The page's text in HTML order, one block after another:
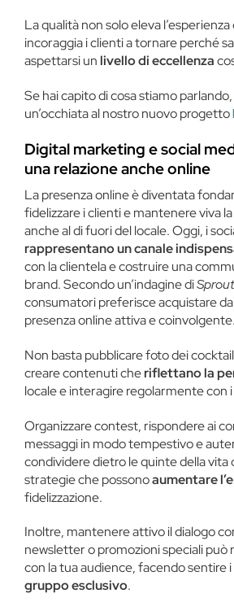
La qualità non solo eleva
incoraggia i clienti a tornare perché
aspettarsi un livello di eccellenza
Se hai capito di cosa stiamo
un’occhiata al nostro nuovo progetto
Digital marketing e social
una relazione anche online
La presenza online è diventata
fidelizzare i clienti e mantenere viva
anche al di fuori del locale. Oggi, i
rappresentano un canale
con la clientela e costruire una
brand. Secondo un’indagine di
consumatori preferisce acquistare
presenza online attiva e coinvolgente​.
Non basta pubblicare foto dei
creare contenuti cheriflettano la
locale e interagire regolarmente con
Organizzare contest, rispondere ai
messaggi in modo tempestivo e
condividere dietro le quinte della
strategie che possonoaumentare
fidelizzazione.
Inoltre, mantenere attivo il dialogo
newsletter o promozioni speciali può
con la tua audience, facendo sentire
gruppo esclusivo.